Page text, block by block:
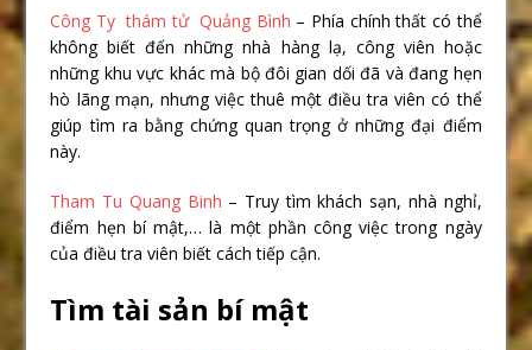
Công Ty thám tử Quảng Bình – Phía chính thất có thể
không biết đến những nhà hàng lạ, công viên hoặc
những khu vực khác mà bộ đôi gian dối đã và đang hẹn
hò lãng mạn, nhưng việc thuê một điều tra viên có thể
giúp tìm ra bằng chứng quan trọng ở những đại điểm
này.
Tham Tu Quang Binh – Truy tìm khách sạn, nhà nghỉ,
điểm hẹn bí mật,… là một phần công việc trong ngày
của điều tra viên biết cách tiếp cận.
Tìm tài sản bí mật